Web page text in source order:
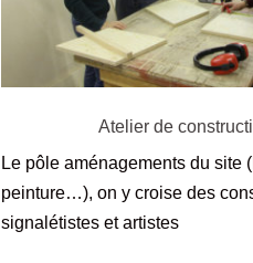
Atelier de
Le pôle aménagements du site
peinture…), on y croise des
signalétistes et artistes